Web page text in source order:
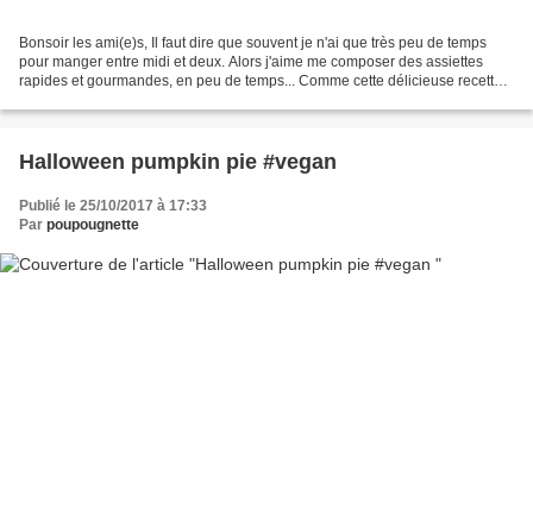
Bonsoir les ami(e)s, Il faut dire que souvent je n'ai que très peu de temps
pour manger entre midi et deux. Alors j'aime me composer des assiettes
rapides et gourmandes, en peu de temps... Comme cette délicieuse recette
Halloween pumpkin pie #vegan
Publié le 25/10/2017 à 17:33
Par poupougnette